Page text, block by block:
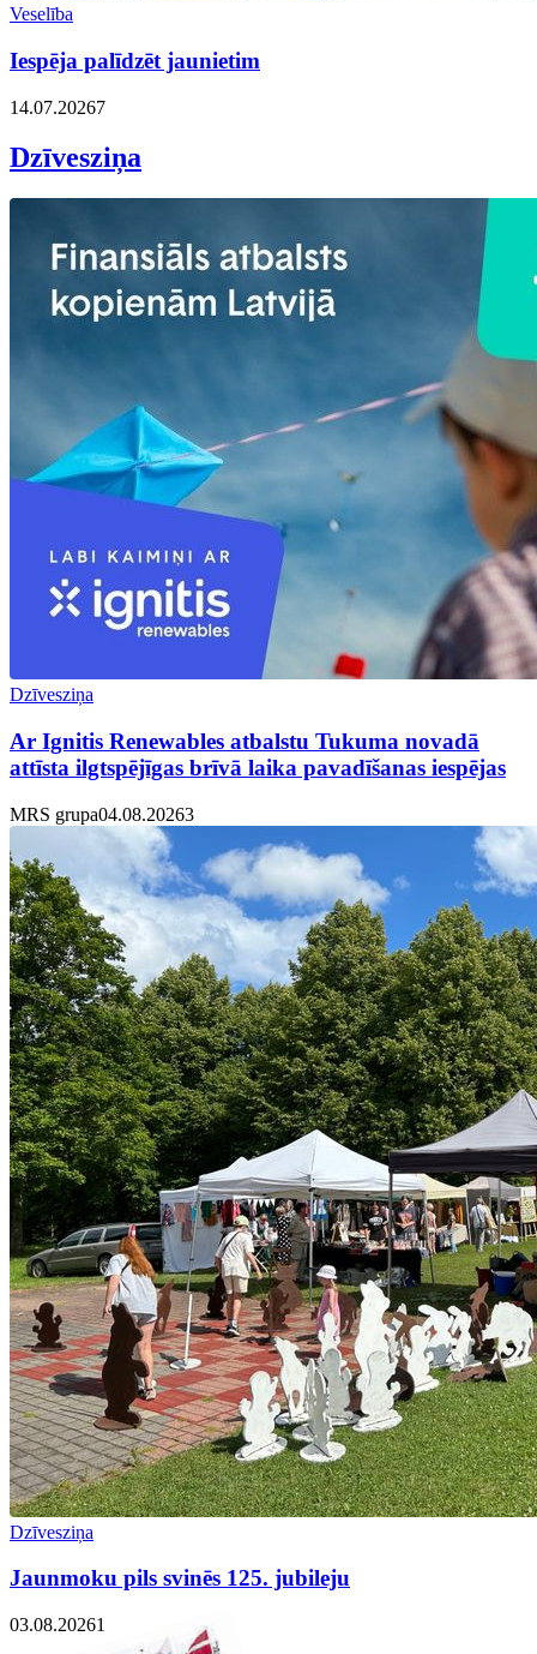
Veselība
Iespēja palīdzēt jaunietim
14.07.20267
Dzīvesziņa
Dzīvesziņa
Ar Ignitis Renewables atbalstu Tukuma novadā
attīsta ilgtspējīgas brīvā laika pavadīšanas iespējas
MRS grupa04.08.20263
Dzīvesziņa
Jaunmoku pils svinēs 125. jubileju
03.08.20261